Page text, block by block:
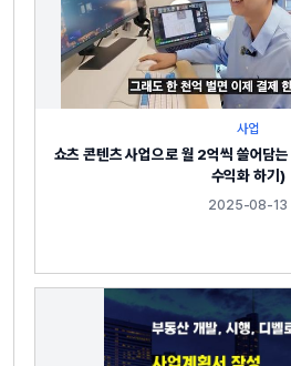
사업
쇼츠 콘텐츠 사업으로 월 2억씩 쓸어담
수익화 하기)
2025-08-13